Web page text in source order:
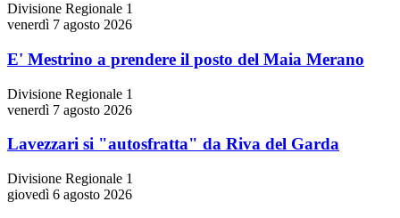
Divisione Regionale 1
venerdì 7 agosto 2026
E' Mestrino a prendere il posto del Maia Merano
Divisione Regionale 1
venerdì 7 agosto 2026
Lavezzari si "autosfratta" da Riva del Garda
Divisione Regionale 1
giovedì 6 agosto 2026